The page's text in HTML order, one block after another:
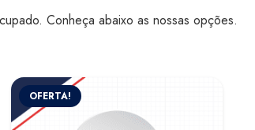
Conheça abaixo as nossas opções.
OFERTA!